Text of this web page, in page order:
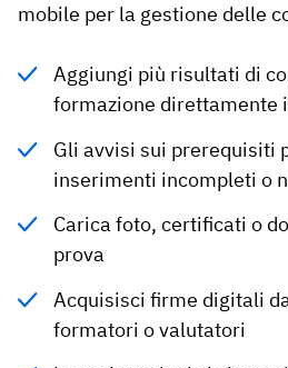
mobile per la gestione delle
Aggiungi più risultati di
formazione direttamente
Gli avvisi sui prerequisiti
inserimenti incompleti o
Carica foto, certificati o
prova
Acquisisci firme digitali
formatori o valutatori